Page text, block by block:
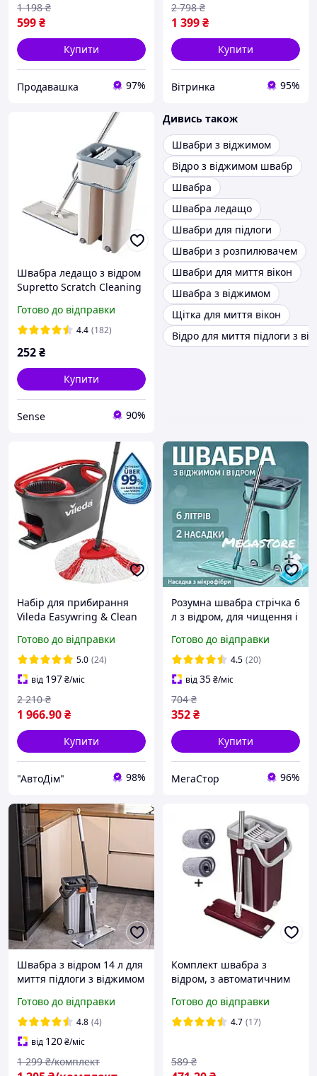
599₴
1 198 ₴
Купити
Продавашка 97%
1 399₴
2 798 ₴
Купити
Вітринка 95%
Швабра ледащо з відром
Supretto Scratch Cleaning
системою віджиму SV227
Готово до відправки
4.4 (182)
252₴
Купити
Sense 90%
Дивись також
Швабри з віджимом
Відро з віджимом швабр
Швабра
Швабра ледащо
Швабри для підлоги
Швабри з розпилювачем
Швабри для миття вікон
Швабра з віджимом
Щітка для миття вікон
Відро для миття підлоги з
Набір для прибирання
Vileda Easywring & Clean
Швабра + відро з
віджимом Чехія (163422)
Готово до відправки
5.0 (24)
від 197₴/міс
1 966.90₴
2 210 ₴
Купити
"АвтоДім" 98%
Розумна швабра стрічка 6
л з відром, для чищення і
турбовіджимом,
складаною ручкою,
автоматичним
відтискачем, зелена
Готово до відправки
4.5 (20)
від35₴/міс
352₴
704 ₴
Купити
МегаСтор 96%
Швабра з відром 14 л для
миття підлоги з віджимом
мікрофібри набір для
прибирання будинку
Готово до відправки
4.8 (4)
від 120₴/міс
1 299 ₴/комплект
Комплект швабра з
відром, з автоматичним
лентяйка, 8л Бордове 2
насадки
Готово до відправки
4.7 (17)
589 ₴